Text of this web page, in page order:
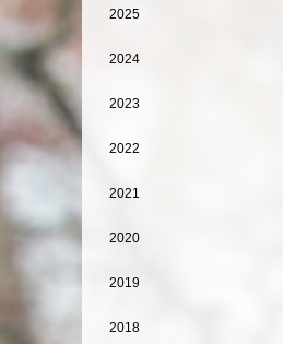
2025
2024
2023
2022
2021
2020
2019
2018